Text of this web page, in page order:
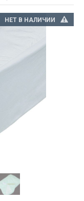
НЕТ В НАЛИЧИИ